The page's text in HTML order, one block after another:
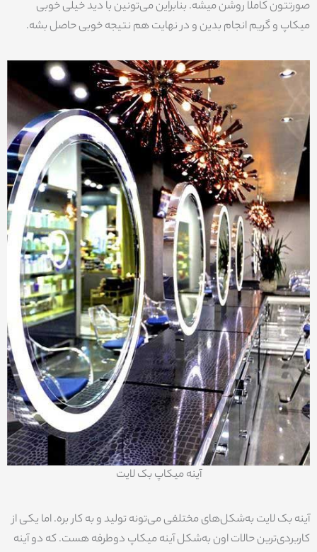
صورتتون کاملا روشن میشه. بنابراین می‌تونین با دید خیلی خوبی
میکاپ و گریم انجام بدین و در نهایت هم نتیجه خوبی حاصل بشه.
آینه میکاپ بک لایت
آینه بک لایت به‌شکل‌های مختلفی می‌تونه تولید و به کار بره. اما یکی از
کاربردی‌ترین حالات اون به‌شکل آینه میکاپ دوطرفه هست. که دو آینه